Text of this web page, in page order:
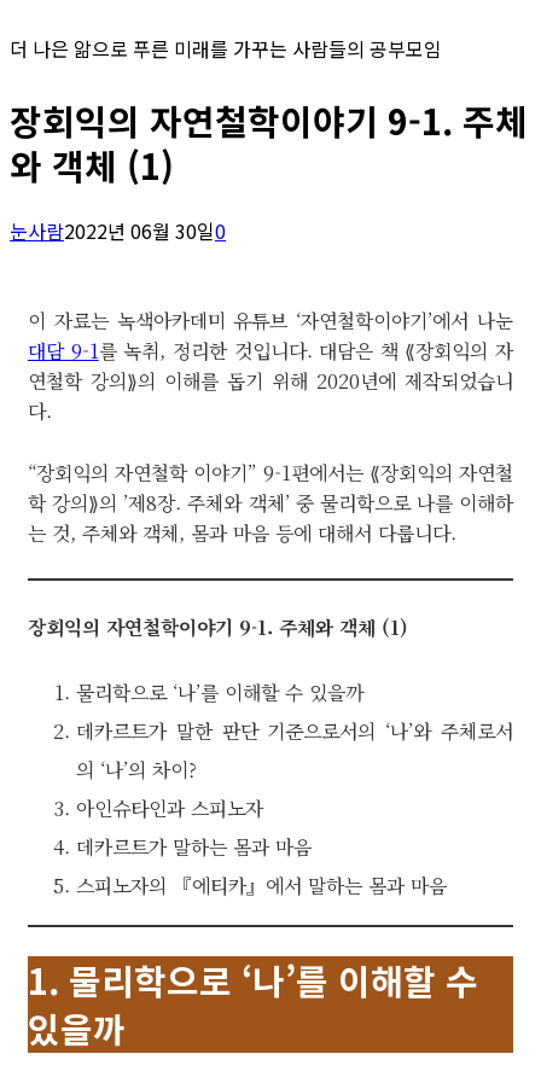
더 나은 앎으로 푸른 미래를 가꾸는 사람들의 공부모임
장회익의 자연철학이야기 9-1. 주체
와 객체 (1)
눈사람2022년 06월 30일0
이 자료는 녹색아카데미 유튜브 ‘자연철학이야기’에서 나눈
대담 9-1를 녹취, 정리한 것입니다. 대담은 책 ⟪장회익의 자
연철학 강의⟫의 이해를 돕기 위해 2020년에 제작되었습니
다.
“장회익의 자연철학 이야기” 9-1편에서는 ⟪장회익의 자연철
학 강의⟫의 ’제8장. 주체와 객체’ 중 물리학으로 나를 이해하
는 것, 주체와 객체, 몸과 마음 등에 대해서 다룹니다.
장회익의 자연철학이야기 9-1. 주체와 객체 (1)
물리학으로 ‘나’를 이해할 수 있을까
데카르트가 말한 판단 기준으로서의 ‘나’와 주체로서
의 ‘나’의 차이?
아인슈타인과 스피노자
데카르트가 말하는 몸과 마음
스피노자의 『에티카』에서 말하는 몸과 마음
1. 물리학으로 ‘나’를 이해할 수
있을까